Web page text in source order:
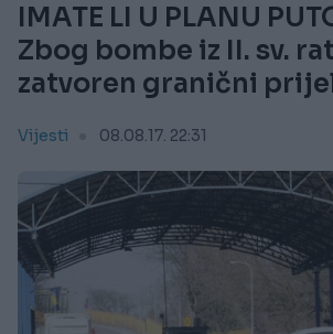
IMATE LI U PLANU
Zbog bombe iz II. sv.
zatvoren granični
Vijesti 08.08.17. 22:31